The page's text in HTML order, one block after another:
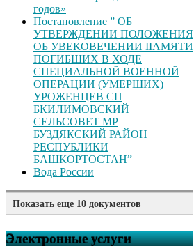
годов»
Постановление ” ОБ
УТВЕРЖДЕНИИ ПОЛОЖЕНИЯ
ОБ УВЕКОВЕЧЕНИИ ІІАМЯТИ
ПОГИБШИХ В ХОДЕ
СПЕЦИАЛЬНОЙ ВОЕННОЙ
ОПЕРАЦИИ (УМЕРШИХ)
УРОЖЕНЦЕВ CП
БКИЛИМОВСКИЙ
СЕЛЬСОВЕТ МР
БУЗДЯКСКИЙ РАЙОН
РЕСПУБЛИКИ
БАШКОРТОСТАН”
Вода России
Показать еще 10 документов
утверждении номенклатуры
Электронные услуги